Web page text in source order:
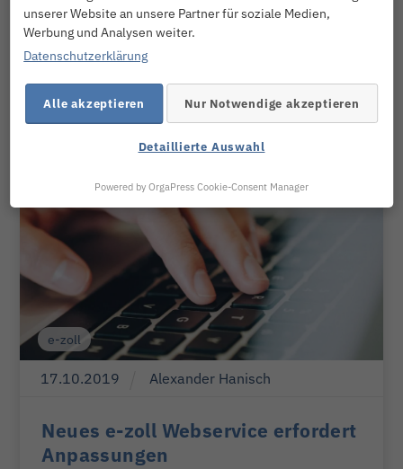
Weiterlesen
e-zoll
17.10.2019 Alexander Hanisch
Neues e-zoll Webservice erfordert
Anpassungen
unserer Website an unsere Partner für soziale Medien,
Werbung und Analysen weiter.
Datenschutzerklärung
Alle akzeptieren Nur Notwendige akzeptieren
Detaillierte Auswahl
Powered by OrgaPress Cookie-Consent Manager